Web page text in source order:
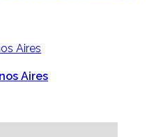
Aires